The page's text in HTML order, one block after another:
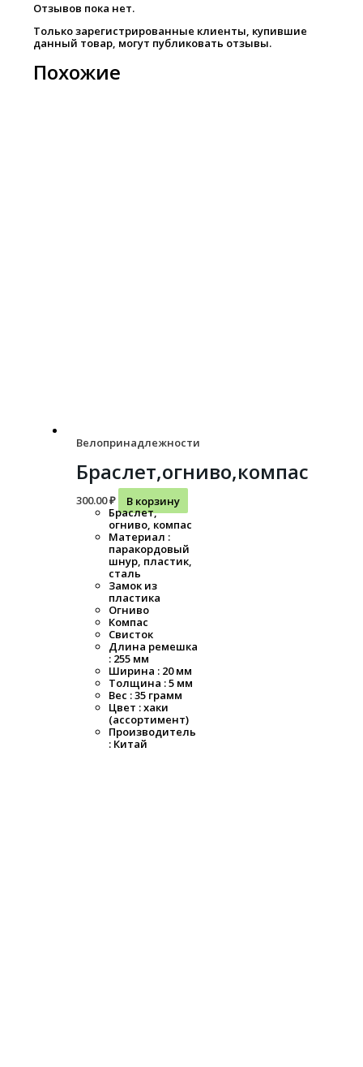
Отзывов пока нет.
Только зарегистрированные клиенты, купившие
данный товар, могут публиковать отзывы.
Похожие
Велопринадлежности
Браслет,огниво,компас
300.00₽
В корзину
Браслет,
огниво, компас
Материал :
паракордовый
шнур, пластик,
сталь
Замок из
пластика
Огниво
Компас
Свисток
Длина ремешка
: 255 мм
Ширина : 20 мм
Толщина : 5 мм
Вес : 35 грамм
Цвет : хаки
(ассортимент)
Производитель
: Китай